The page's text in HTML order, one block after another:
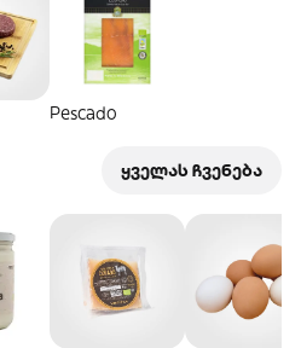
Pescado
ყველას ჩვენება